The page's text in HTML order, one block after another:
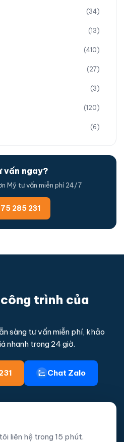
(34)
(13)
(410)
(27)
(3)
(120)
(6)
vấn ngay?
Mỹ tư vấn miễn phí 24/7
285 231
trình của
sàng tư vấn miễn phí, khảo
nhanh trong 24 giờ.
Chat Zalo
liên hệ trong 15 phút.